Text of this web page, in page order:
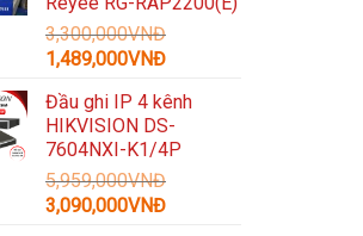
935,000VNĐ.
3,300,000VNĐ
Giá
là:
3,300,000VNĐ.
1,489,000VNĐGiá
tại
là:
1,489,000VNĐ.
Đầu ghi IP 4 kênh
HIKVISION DS-
7604NXI-K1/4P
5,959,000VNĐ
Giá
3,090,000VNĐGiá